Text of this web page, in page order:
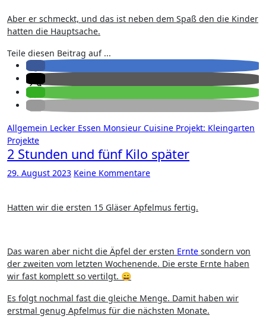
Aber er schmeckt, und das ist neben dem Spaß den die Kinder
hatten die Hauptsache.
Teile diesen Beitrag auf ...
Allgemein Lecker Essen Monsieur Cuisine Projekt: Kleingarten
Projekte
2 Stunden und fünf Kilo später
29. August 2023 Keine Kommentare
Hatten wir die ersten 15 Gläser Apfelmus fertig.
Das waren aber nicht die Äpfel der ersten Ernte sondern von
der zweiten vom letzten Wochenende. Die erste Ernte haben
wir fast komplett so vertilgt. 😄
Es folgt nochmal fast die gleiche Menge. Damit haben wir
erstmal genug Apfelmus für die nächsten Monate.